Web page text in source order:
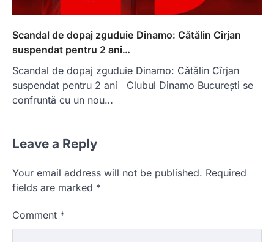
Scandal de dopaj zguduie Dinamo: Cătălin Cîrjan
suspendat pentru 2 ani…
Scandal de dopaj zguduie Dinamo: Cătălin Cîrjan
suspendat pentru 2 ani Clubul Dinamo București se
confruntă cu un nou…
Leave a Reply
Your email address will not be published. Required
fields are marked *
Comment *